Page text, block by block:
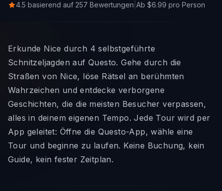
4.5 basierend auf 257 Bewertungen Ab $6.99 pro Person
Erkunde Nice durch 4 selbstgeführte
Schnitzeljagden auf Questo. Gehe durch die
Straßen von Nice, löse Rätsel an berühmten
Wahrzeichen und entdecke verborgene
Geschichten, die die meisten Besucher verpassen,
alles in deinem eigenen Tempo. Jede Tour wird per
App geleitet: Öffne die Questo-App, wähle eine
Tour und beginne zu laufen. Keine Buchung, kein
Guide, kein fester Zeitplan.